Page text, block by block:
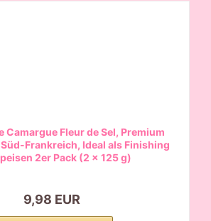
Camargue Fleur de Sel, Premium
Frankreich, Ideal als Finishing
2er Pack (2 x 125 g)
9,98 EUR